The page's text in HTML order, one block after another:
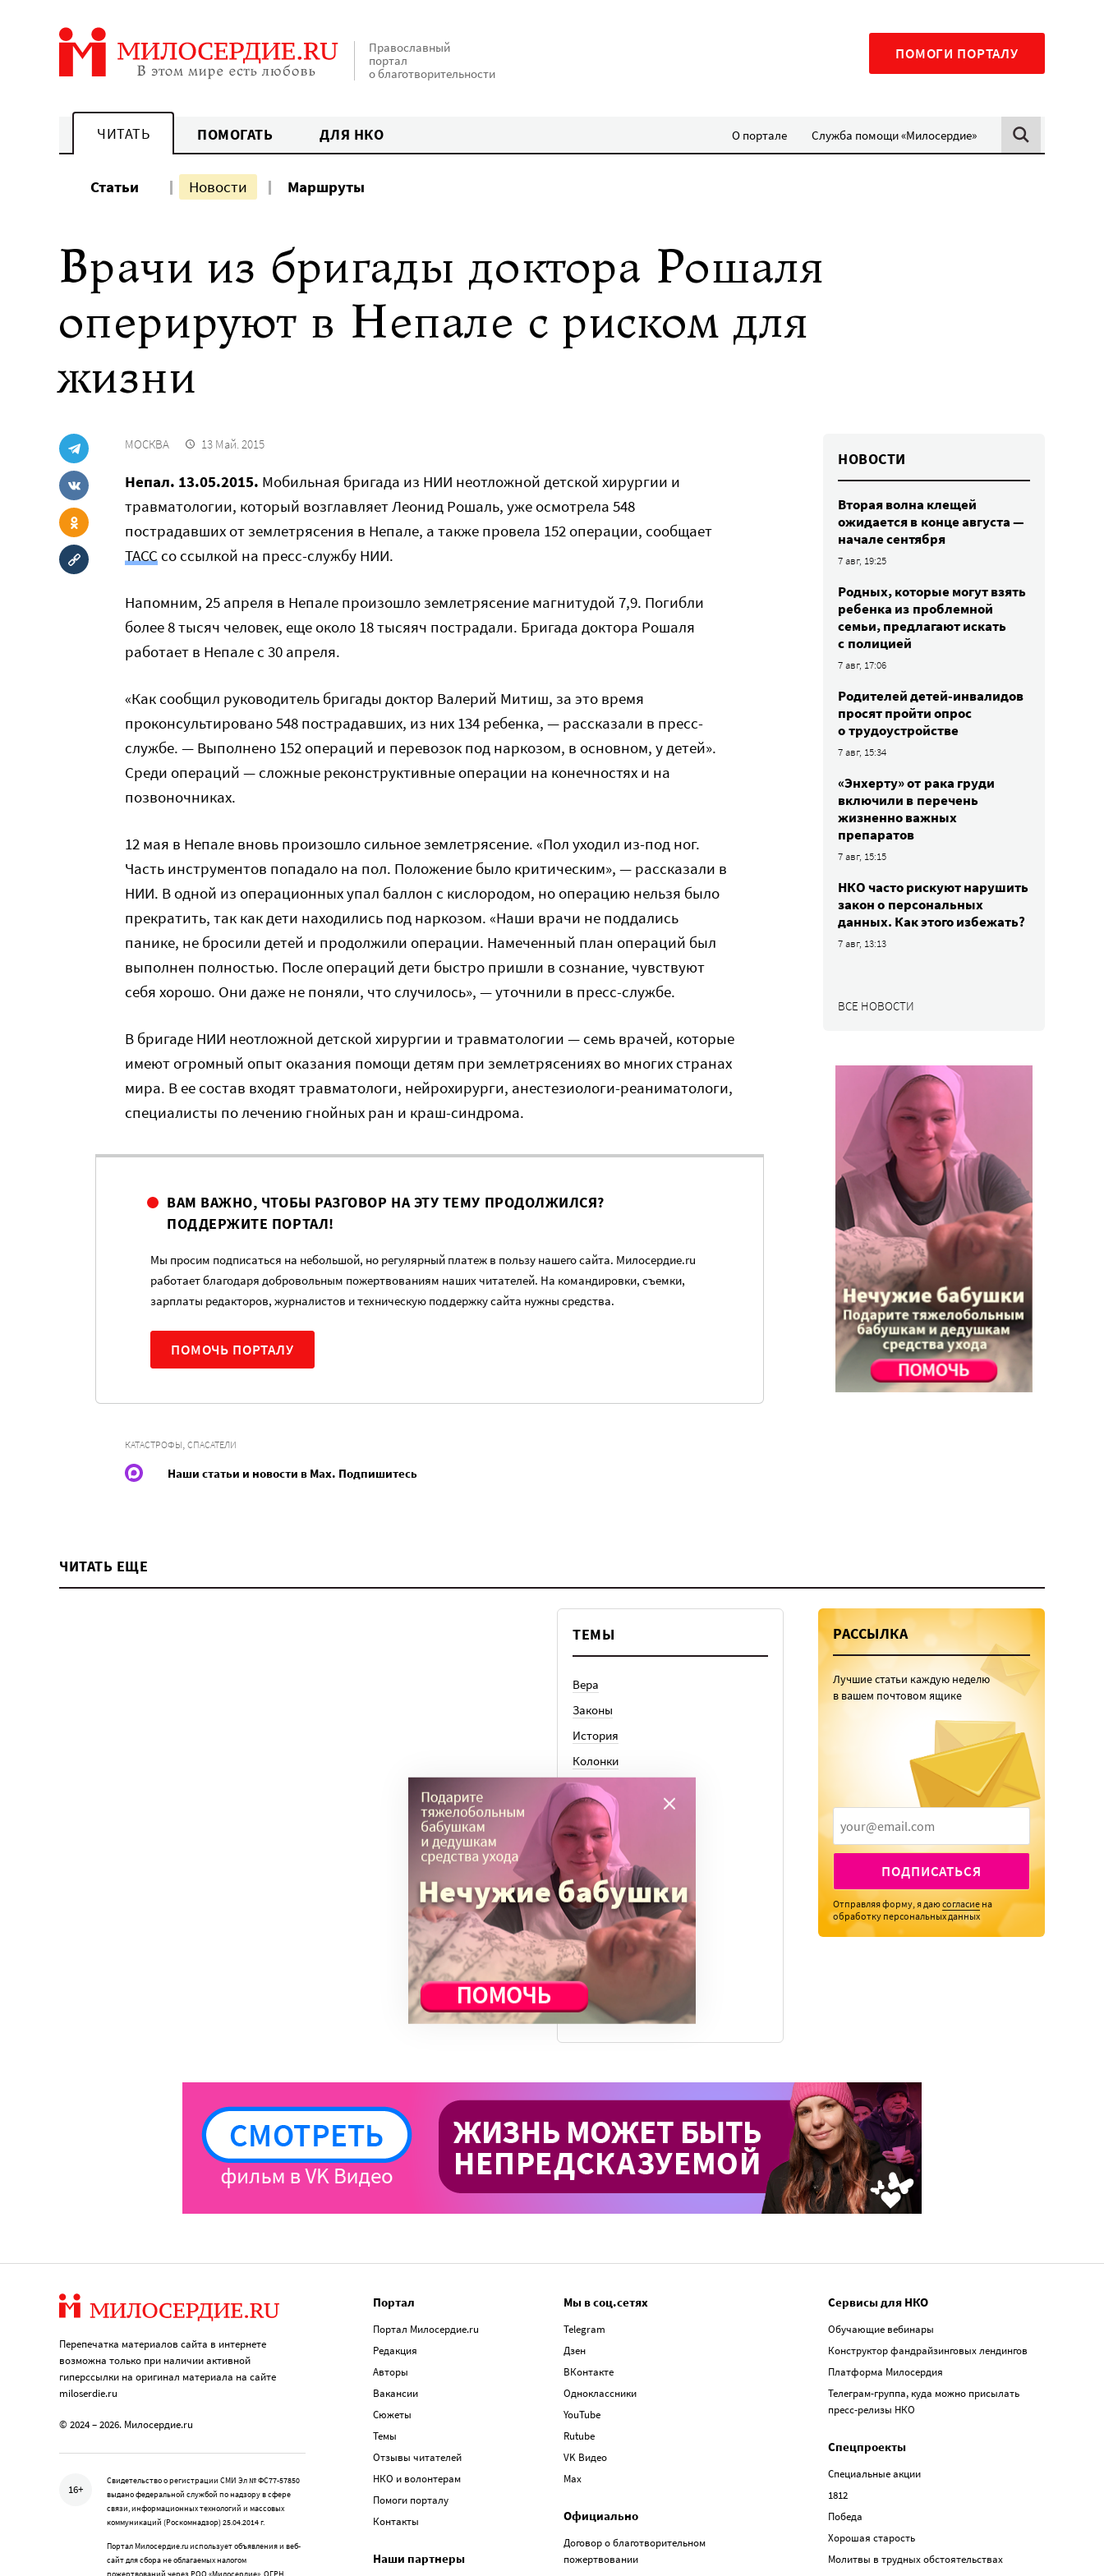
Православный
портал
о благотворительности
ПОМОГИ ПОРТАЛУ
ЧИТАТЬ ПОМОГАТЬ ДЛЯ НКО О портале Служба помощи «Милосердие»
Статьи Новости Маршруты
Врачи из бригады доктора Рошаля
оперируют в Непале с риском для
жизни
МОСКВА 13 Май. 2015
Непал. 13.05.2015. Мобильная бригада из НИИ неотложной детской хирургии и
травматологии, который возглавляет Леонид Рошаль, уже осмотрела 548
пострадавших от землетрясения в Непале, а также провела 152 операции, сообщает
ТАССсо ссылкой на пресс-службу НИИ.
Напомним, 25 апреля в Непале произошло землетрясение магнитудой 7,9. Погибли
более 8 тысяч человек, еще около 18 тысяяч пострадали. Бригада доктора Рошаля
работает в Непале с 30 апреля.
«Как сообщил руководитель бригады доктор Валерий Митиш, за это время
проконсультировано 548 пострадавших, из них 134 ребенка, — рассказали в пресс-
службе. — Выполнено 152 операций и перевозок под наркозом, в основном, у детей».
Среди операций — сложные реконструктивные операции на конечностях и на
позвоночниках.
12 мая в Непале вновь произошло сильное землетрясение. «Пол уходил из-под ног.
Часть инструментов попадало на пол. Положение было критическим», — рассказали в
НИИ. В одной из операционных упал баллон с кислородом, но операцию нельзя было
прекратить, так как дети находились под наркозом. «Наши врачи не поддались
панике, не бросили детей и продолжили операции. Намеченный план операций был
выполнен полностью. После операций дети быстро пришли в сознание, чувствуют
себя хорошо. Они даже не поняли, что случилось», — уточнили в пресс-службе.
В бригаде НИИ неотложной детской хирургии и травматологии — семь врачей, которые
имеют огромный опыт оказания помощи детям при землетрясениях во многих странах
мира. В ее состав входят травматологи, нейрохирурги, анестезиологи-реаниматологи,
специалисты по лечению гнойных ран и краш-синдрома.
ВАМ ВАЖНО, ЧТОБЫ РАЗГОВОР НА ЭТУ ТЕМУ ПРОДОЛЖИЛСЯ?
ПОДДЕРЖИТЕ ПОРТАЛ!
Мы просим подписаться на небольшой, но регулярный платеж в пользу нашего сайта. Милосердие.ru
работает благодаря добровольным пожертвованиям наших читателей. На командировки, съемки,
зарплаты редакторов, журналистов и техническую поддержку сайта нужны средства.
ПОМОЧЬ ПОРТАЛУ
КАТАСТРОФЫ, СПАСАТЕЛИ
Наши статьи и новости в Max. Подпишитесь
НОВОСТИ
Вторая волна клещей
ожидается в конце августа —
начале сентября
7 авг, 19:25
Родных, которые могут взять
ребенка из проблемной
семьи, предлагают искать
с полицией
7 авг, 17:06
Родителей детей-инвалидов
просят пройти опрос
о трудоустройстве
7 авг, 15:34
«Энхерту» от рака груди
включили в перечень
жизненно важных
препаратов
7 авг, 15:15
НКО часто рискуют нарушить
закон о персональных
данных. Как этого избежать?
7 авг, 13:13
ВСЕ НОВОСТИ
ЧИТАТЬ ЕЩЕ
ТЕМЫ
Вера
Законы
История
Колонки
Кто есть кто
Личный опыт
Медицина
Ноу-хау
Общество
Отдых
Семья
События
ВСЕ СТАТЬИ
РАССЫЛКА
Лучшие статьи каждую неделю
в вашем почтовом ящике
ПОДПИСАТЬСЯ
Отправляя форму, я даюсогласие на
обработку персональных данных
Перепечатка материалов сайта в интернете
возможна только при наличии активной
гиперссылки на оригинал материала на сайте
miloserdie.ru
© 2024 – 2026. Милосердие.ru
16+
Свидетельство о регистрации СМИ Эл № ФС77-57850
выдано федеральной службой по надзору в сфере
связи, информационных технологий и массовых
коммуникаций (Роскомнадзор) 25.04.2014 г.
Портал Милосердие.ru использует объявления и веб-
сайт для сбора не облагаемых налогом
Портал
Портал Милосердие.ru
Редакция
Авторы
Вакансии
Сюжеты
Темы
Отзывы читателей
НКО и волонтерам
Помоги порталу
Контакты
Наши партнеры
Мы в соц.сетях
Telegram
Дзен
ВКонтакте
Одноклассники
YouTube
Rutube
VK Видео
Max
Официально
Договор о благотворительном
пожертвовании
Сервисы для НКО
Обучающие вебинары
Конструктор фандрайзинговых лендингов
Платформа Милосердия
Телеграм-группа, куда можно присылать
пресс-релизы НКО
Спецпроекты
Специальные акции
1812
Победа
Хорошая старость
Молитвы в трудных обстоятельствах